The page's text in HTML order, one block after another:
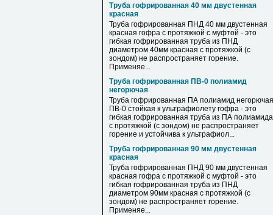
Труба гофрированная 40 мм двустенная
красная
Труба гофрированная ПНД 40 мм двустенная
красная гофра с протяжкой с муфтой - это
гибкая гофрированная труба из ПНД
диаметром 40мм красная с протяжкой (с
зондом) не распространяет горение.
Применяе...
Труба гофрированная ПВ-0 полиамид
негорючая
Труба гофрированная ПА полиамид негорючая
ПВ-0 стойкая к ультрафиолету гофра - это
гибкая гофрированная труба из ПА полиамида
с протяжкой (с зондом) не распространяет
горение и устойчива к ультрафиол...
Труба гофрированная 90 мм двустенная
красная
Труба гофрированная ПНД 90 мм двустенная
красная гофра с протяжкой с муфтой - это
гибкая гофрированная труба из ПНД
диаметром 90мм красная с протяжкой (с
зондом) не распространяет горение.
Применяе...